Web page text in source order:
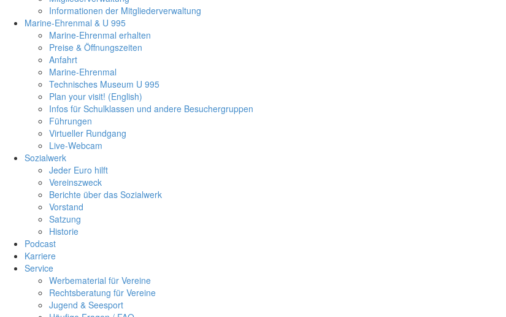
Informationen der Mitgliederverwaltung
Marine-Ehrenmal & U 995
Marine-Ehrenmal erhalten
Preise & Öffnungszeiten
Anfahrt
Marine-Ehrenmal
Technisches Museum U 995
Plan your visit! (English)
Infos für Schulklassen und andere Besuchergruppen
Führungen
Virtueller Rundgang
Live-Webcam
Sozialwerk
Jeder Euro hilft
Vereinszweck
Berichte über das Sozialwerk
Vorstand
Satzung
Historie
Podcast
Karriere
Service
Werbematerial für Vereine
Rechtsberatung für Vereine
Jugend & Seesport